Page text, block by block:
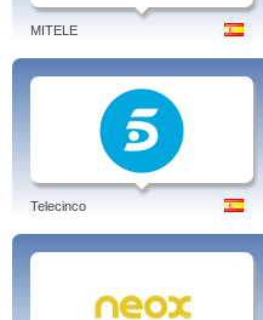
MITELE
Telecinco